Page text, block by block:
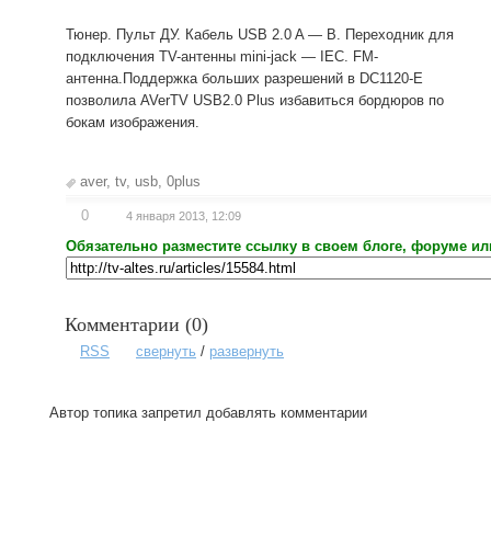
Тюнер. Пульт ДУ. Кабель USB 2.0 A — B. Переходник для
подключения TV-антенны mini-jack — IEC. FM-
антенна.Поддержка больших разрешений в DC1120-E
позволила AVerTV USB2.0 Plus избавиться бордюров по
бокам изображения.
aver, tv, usb, 0plus
0 4 января 2013, 12:09
Обязательно разместите ссылку в своем блоге, форуме
Комментарии (0)
RSS свернуть / развернуть
Автор топика запретил добавлять комментарии